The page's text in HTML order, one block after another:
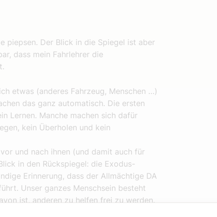
piepsen. Der Blick in die Spiegel ist aber
dass mein Fahrlehrer die
etwas (anderes Fahrzeug, Menschen …)
das ganz automatisch. Die ersten
Lernen. Manche machen sich dafür
kein Überholen und kein
und nach ihnen (und damit auch für
in den Rückspiegel: die Exodus-
Erinnerung, dass der Allmächtige DA
Unser ganzes Menschsein besteht
ist, anderen zu helfen frei zu werden.